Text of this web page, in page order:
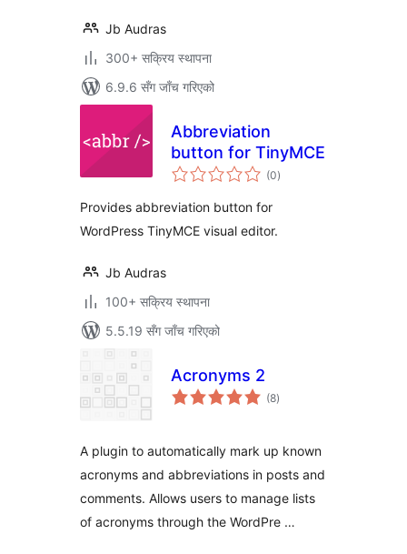
Jb Audras
300+ सक्रिय स्थापना
6.9.6 सँग जाँच गरिएको
Abbreviation
button for TinyMCE
(0कुल
रेटिङ्गहरू
)
Provides abbreviation button for
WordPress TinyMCE visual editor.
Jb Audras
100+ सक्रिय स्थापना
5.5.19 सँग जाँच गरिएको
Acronyms 2
(8कुल
रेटिङ्गहरू
)
A plugin to automatically mark up known
acronyms and abbreviations in posts and
comments. Allows users to manage lists
of acronyms through the WordPre …